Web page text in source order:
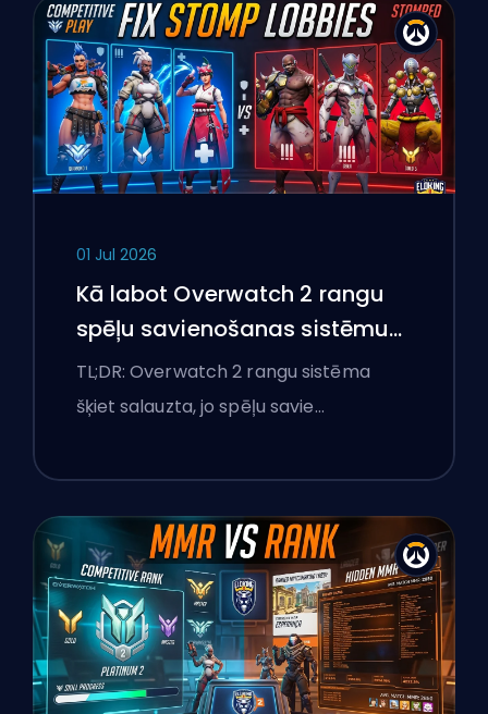
01 Jul 2026
Kā labot Overwatch 2 rangu
spēļu savienošanas sistēmu
un pārlieku izteiktas spēles
TL;DR: Overwatch 2 rangu sistēma
šķiet salauzta, jo spēļu savie…